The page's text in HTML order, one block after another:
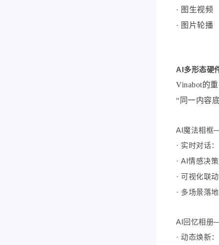
· 图生视频
· 图片轮播
AI多形态硬
Vinabot的
“同一内容
AI魔法相框
· 实时对话
· AI情感决
· 可视化联
· 多场景落
AI回忆相册
· 动态焕新